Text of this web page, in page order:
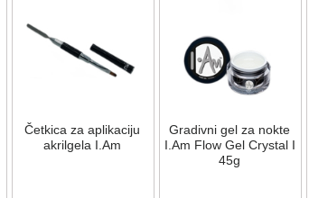
Četkica za aplikaciju
akrilgela I.Am
Gradivni gel za nokte
I.Am Flow Gel Crystal I
45g